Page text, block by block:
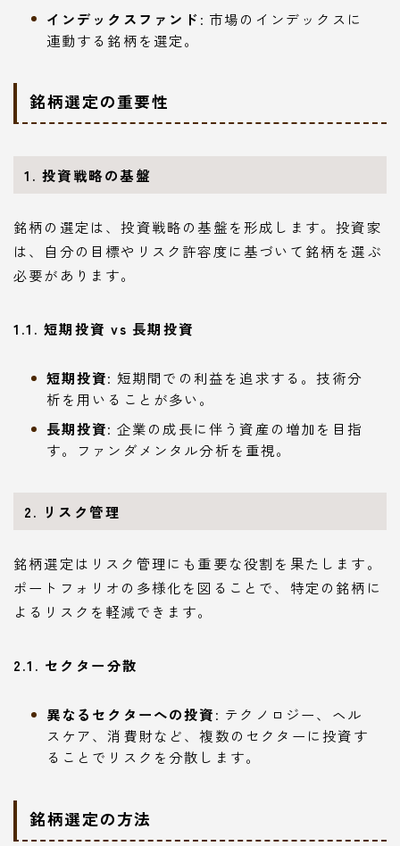
インデックスファンド: 市場のインデックスに
連動する銘柄を選定。
銘柄選定の重要性
1. 投資戦略の基盤
銘柄の選定は、投資戦略の基盤を形成します。投資家
は、自分の目標やリスク許容度に基づいて銘柄を選ぶ
必要があります。
1.1. 短期投資 vs 長期投資
短期投資: 短期間での利益を追求する。技術分
析を用いることが多い。
長期投資: 企業の成長に伴う資産の増加を目指
す。ファンダメンタル分析を重視。
2. リスク管理
銘柄選定はリスク管理にも重要な役割を果たします。
ポートフォリオの多様化を図ることで、特定の銘柄に
よるリスクを軽減できます。
2.1. セクター分散
異なるセクターへの投資: テクノロジー、ヘル
スケア、消費財など、複数のセクターに投資す
ることでリスクを分散します。
銘柄選定の方法